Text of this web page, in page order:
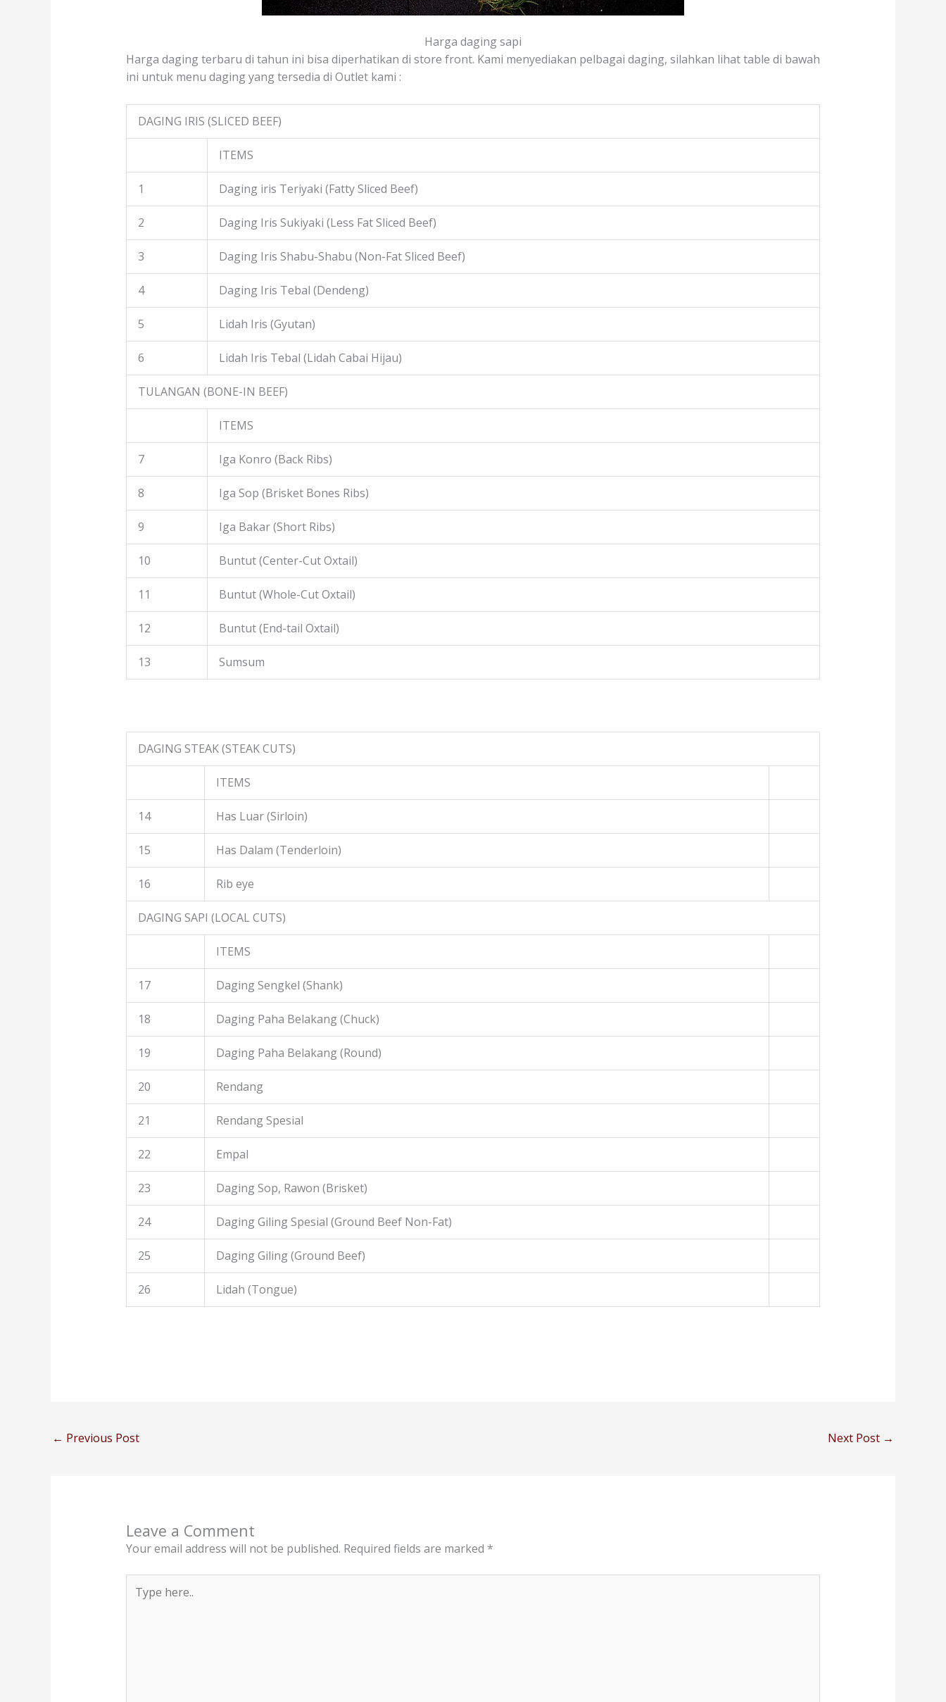
Harga daging sapi
Harga daging terbaru di tahun ini bisa diperhatikan di store front. Kami menyediakan pelbagai daging, silahkan lihat table di bawah
ini untuk menu daging yang tersedia di Outlet kami :
DAGING IRIS (SLICED BEEF)
ITEMS
1 Daging iris Teriyaki (Fatty Sliced Beef)
2 Daging Iris Sukiyaki (Less Fat Sliced Beef)
3 Daging Iris Shabu-Shabu (Non-Fat Sliced Beef)
4 Daging Iris Tebal (Dendeng)
5 Lidah Iris (Gyutan)
6 Lidah Iris Tebal (Lidah Cabai Hijau)
TULANGAN (BONE-IN BEEF)
ITEMS
7 Iga Konro (Back Ribs)
8 Iga Sop (Brisket Bones Ribs)
9 Iga Bakar (Short Ribs)
10 Buntut (Center-Cut Oxtail)
11 Buntut (Whole-Cut Oxtail)
12 Buntut (End-tail Oxtail)
13 Sumsum
DAGING STEAK (STEAK CUTS)
ITEMS
14 Has Luar (Sirloin)
15 Has Dalam (Tenderloin)
16 Rib eye
DAGING SAPI (LOCAL CUTS)
ITEMS
17 Daging Sengkel (Shank)
18 Daging Paha Belakang (Chuck)
19 Daging Paha Belakang (Round)
20 Rendang
21 Rendang Spesial
22 Empal
23 Daging Sop, Rawon (Brisket)
24 Daging Giling Spesial (Ground Beef Non-Fat)
25 Daging Giling (Ground Beef)
26 Lidah (Tongue)
← Previous Post Next Post →
Leave a Comment
Your email address will not be published. Required fields are marked *
here..